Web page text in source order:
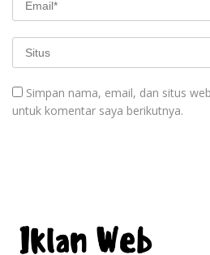
Simpan nama, email, dan situs
untuk komentar saya berikutnya.